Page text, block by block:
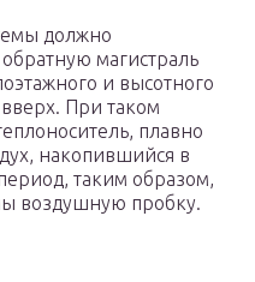
должно
магистраль
и высотного
вверх. При таком
плавно
накопившийся в
таким образом,
воздушную пробку.